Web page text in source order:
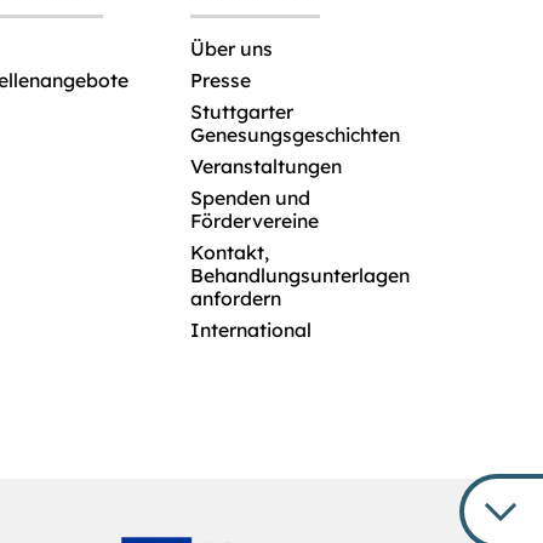
Über uns
Presse
Stuttgarter
Genesungsgeschichten
Veranstaltungen
Spenden und
Fördervereine
Kontakt,
Behandlungsunterlagen
anfordern
International